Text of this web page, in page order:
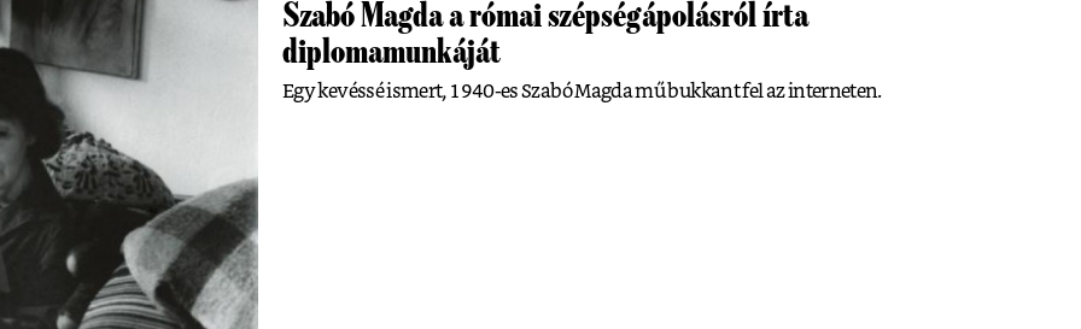
Szabó Magda a római szépségápolásról írta
diplomamunkáját
Egy kevéssé ismert, 1940-es Szabó Magda mű bukkant fel az interneten.